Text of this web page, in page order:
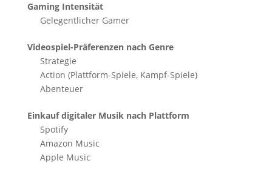
Gaming Intensität
Gelegentlicher Gamer
Videospiel-Präferenzen nach Genre
Strategie
Action (Plattform-Spiele, Kampf-Spiele)
Abenteuer
Einkauf digitaler Musik nach Plattform
Spotify
Amazon Music
Apple Music